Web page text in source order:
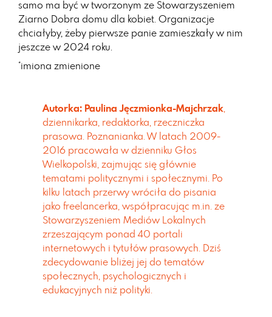
samo ma być w tworzonym ze Stowarzyszeniem
Ziarno Dobra domu dla kobiet. Organizacje
chciałyby, żeby pierwsze panie zamieszkały w nim
jeszcze w 2024 roku.
*imiona zmienione
Autorka: Paulina Jęczmionka-Majchrzak
dziennikarka, redaktorka, rzeczniczka
prasowa. Poznanianka. W latach 2009-
2016 pracowała w dzienniku Głos
Wielkopolski, zajmując się głównie
tematami politycznymi i społecznymi. Po
kilku latach przerwy wróciła do pisania
jako freelancerka, współpracując m.in. ze
Stowarzyszeniem Mediów Lokalnych
zrzeszającym ponad 40 portali
internetowych i tytułów prasowych. Dziś
zdecydowanie bliżej jej do tematów
społecznych, psychologicznych i
edukacyjnych niż polityki.